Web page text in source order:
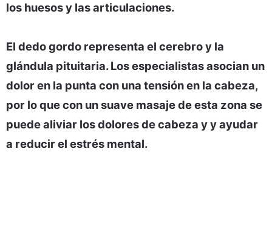
los huesos y las articulaciones.
El dedo gordo representa el cerebro y la
glándula pituitaria. Los especialistas asocian un
dolor en la punta con una tensión en la cabeza,
por lo que con un suave masaje de esta zona se
puede aliviar los dolores de cabeza y y ayudar
a reducir el estrés mental.